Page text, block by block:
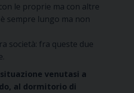
le proprie ma con altre
sempre lungo ma non
società: fra queste due
venutasi a
al dormitorio di